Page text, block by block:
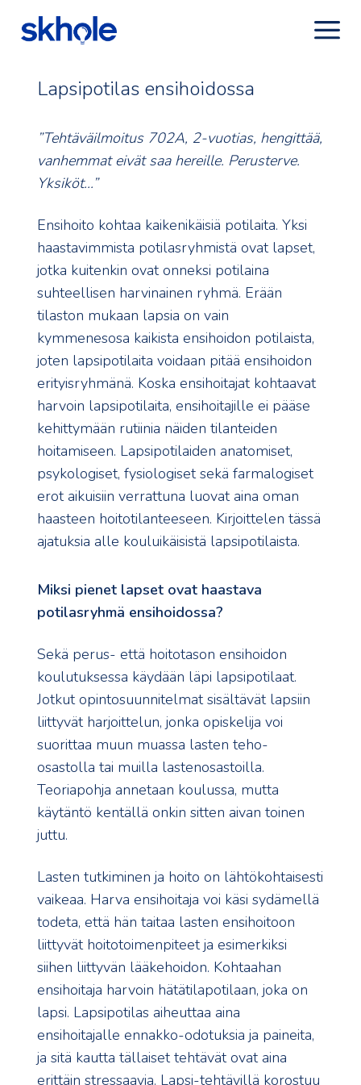
Lapsipotilas ensihoidossa
”Tehtäväilmoitus 702A, 2-vuotias, hengittää,
vanhemmat eivät saa hereille. Perusterve.
Yksiköt...”
Ensihoito kohtaa kaikenikäisiä potilaita. Yksi
haastavimmista potilasryhmistä ovat lapset,
jotka kuitenkin ovat onneksi potilaina
suhteellisen harvinainen ryhmä. Erään
tilaston mukaan lapsia on vain
kymmenesosa kaikista ensihoidon potilaista,
joten lapsipotilaita voidaan pitää ensihoidon
erityisryhmänä. Koska ensihoitajat kohtaavat
harvoin lapsipotilaita, ensihoitajille ei pääse
kehittymään rutiinia näiden tilanteiden
hoitamiseen. Lapsipotilaiden anatomiset,
psykologiset, fysiologiset sekä farmalogiset
erot aikuisiin verrattuna luovat aina oman
haasteen hoitotilanteeseen. Kirjoittelen tässä
ajatuksia alle kouluikäisistä lapsipotilaista.
Miksi pienet lapset ovat haastava
potilasryhmä ensihoidossa?
Sekä perus- että hoitotason ensihoidon
koulutuksessa käydään läpi lapsipotilaat.
Jotkut opintosuunnitelmat sisältävät lapsiin
liittyvät harjoittelun, jonka opiskelija voi
suorittaa muun muassa lasten teho-
osastolla tai muilla lastenosastoilla.
Teoriapohja annetaan koulussa, mutta
käytäntö kentällä onkin sitten aivan toinen
juttu.
Lasten tutkiminen ja hoito on lähtökohtaisesti
vaikeaa. Harva ensihoitaja voi käsi sydämellä
todeta, että hän taitaa lasten ensihoitoon
liittyvät hoitotoimenpiteet ja esimerkiksi
siihen liittyvän lääkehoidon. Kohtaahan
ensihoitaja harvoin hätätilapotilaan, joka on
lapsi. Lapsipotilas aiheuttaa aina
ensihoitajalle ennakko-odotuksia ja paineita,
ja sitä kautta tällaiset tehtävät ovat aina
erittäin stressaavia. Lapsi-tehtävillä korostuu